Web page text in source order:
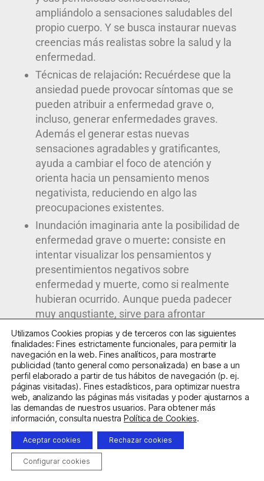
ampliándolo a sensaciones saludables del
propio cuerpo. Y se busca instaurar nuevas
creencias más realistas sobre la salud y la
enfermedad.
Técnicas de relajación: Recuérdese que la
ansiedad puede provocar síntomas que se
pueden atribuir a enfermedad grave o,
incluso, generar enfermedades graves.
Además el generar estas nuevas
sensaciones agradables y gratificantes,
ayuda a cambiar el foco de atención y
orienta hacia un pensamiento menos
negativista, reduciendo en algo las
preocupaciones existentes.
Inundación imaginaria ante la posibilidad de
enfermedad grave o muerte: consiste en
intentar visualizar los pensamientos y
presentimientos negativos sobre
enfermedad y muerte, como si realmente
hubieran ocurrido. Aunque pueda padecer
muy angustiante, sirve para afrontar
directamente el miedo a la muerte, el
envejecimiento y el posible rechazo de los
demás, de manera que la vida presente se
hace mucho más llevadera.
Exposición intereoceptiva.Técnica de las
conocidas con el nombre de paradágicas,
donde se pide al paciente que, mediante
diversos procedimientos, se genere y se
exponga voluntariamente a los síntomas y
sensaciones temidas. De esta manera el
Utilizamos Cookies propias y de terceros con las siguientes
finalidades: Fines estrictamente funcionales, para permitir la
navegación en la web. Fines analíticos, para mostrarte
publicidad (tanto general como personalizada) en base a un
perfil elaborado a partir de tus hábitos de navegación (p. ej.
páginas visitadas). Fines estadísticos, para optimizar nuestra
web, analizando las páginas más visitadas y poder ajustarnos a
las demandas de nuestros usuarios. Para obtener más
información, consulta nuestra Política de Cookies.
Aceptar cookies Rechazar cookies
Configurar cookies